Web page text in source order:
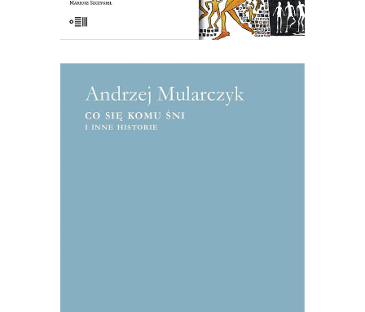
[EBOOK] Andrzej Mularczyk – CO
SIĘ KOMU ŚNI I INNE